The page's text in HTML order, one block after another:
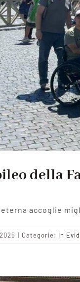
della
accoglie
| Categorie: In